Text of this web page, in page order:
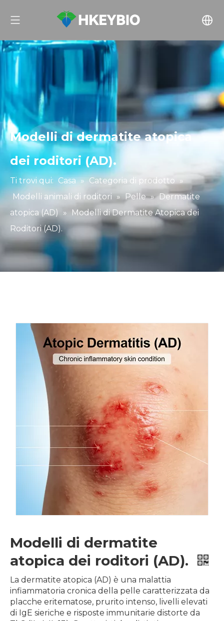
Modelli di dermatite atopica
dei roditori (AD).
Ti trovi qui: Casa » Categoria di prodotto »
Modelli animali di roditori » Pelle » Dermatite
atopica (AD) »
Modelli di Dermatite Atopica dei
Roditori (AD).
Modelli di dermatite
atopica dei roditori (AD).
La dermatite atopica (AD) è una malattia
infiammatoria cronica della pelle caratterizzata da
placche eritematose, prurito intenso, livelli elevati
di IgE sieriche e risposte immunitarie distorte da